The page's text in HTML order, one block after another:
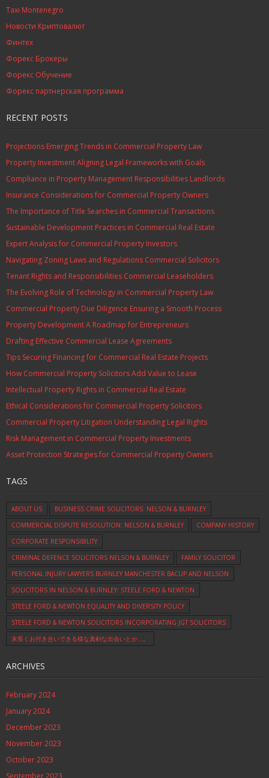
Taxi Montenegro
Новости Криптовалют
Финтех
Форекс Брокеры
Форекс Обучение
Форекс партнерская программа
RECENT POSTS
Projections Emerging Trends in Commercial Property Law
Property Investment Aligning Legal Frameworks with Goals
Compliance in Property Management Responsibilities Landlords
Insurance Considerations for Commercial Property Owners
The Importance of Title Searches in Commercial Transactions
Sustainable Development Practices in Commercial Real Estate
Expert Analysis for Commercial Property Investors
Navigating Zoning Laws and Regulations Commercial Solicitors
Tenant Rights and Responsibilities Commercial Leaseholders
The Evolving Role of Technology in Commercial Property Law
Commercial Property Due Diligence Ensuring a Smooth Process
Property Development A Roadmap for Entrepreneurs
Drafting Effective Commercial Lease Agreements
Tips Securing Financing for Commercial Real Estate Projects
How Commercial Property Solicitors Add Value to Lease
Intellectual Property Rights in Commercial Real Estate
Ethical Considerations for Commercial Property Solicitors
Commercial Property Litigation Understanding Legal Rights
Risk Management in Commercial Property Investments
Asset Protection Strategies for Commercial Property Owners
TAGS
ABOUT US
BUSINESS CRIME SOLICITORS: NELSON & BURNLEY
COMMERCIAL DISPUTE RESOLUTION: NELSON & BURNLEY
COMPANY HISTORY
CORPORATE RESPONSIBILITY
CRIMINAL DEFENCE SOLICITORS NELSON & BURNLEY
FAMILY SOLICITOR
PERSONAL INJURY LAWYERS BURNLEY MANCHESTER BACUP AND NELSON
SOLICITORS IN NELSON & BURNLEY: STEELE FORD & NEWTON
STEELE FORD & NEWTON EQUALITY AND DIVERSITY POLICY
STEELE FORD & NEWTON SOLICITORS INCORPORATING JGT SOLICITORS
末長くお付き合いできる様な真剣な出会いとか…。
ARCHIVES
February 2024
January 2024
December 2023
November 2023
October 2023
September 2023